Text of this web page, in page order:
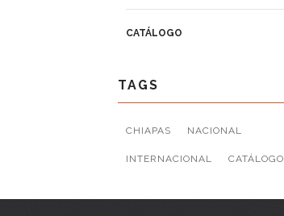
CATÁLOGO
TAGS
CHIAPAS NACIONAL
INTERNACIONAL CATÁLOGO